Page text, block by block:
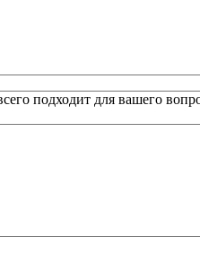
подходит для вашего